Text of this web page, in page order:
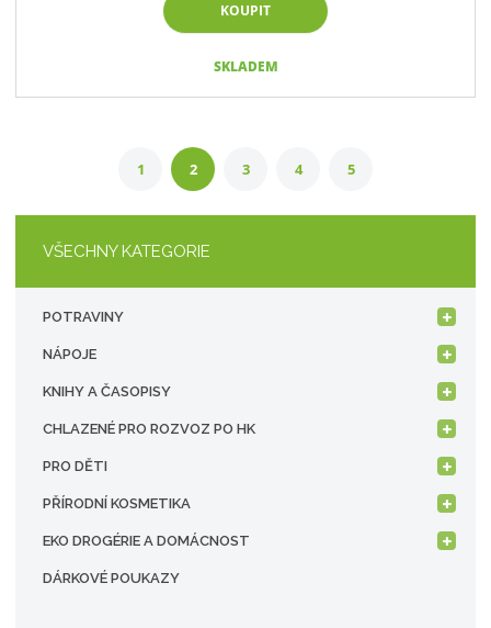
KOUPIT
SKLADEM
1 2 3 4 5
VŠECHNY KATEGORIE
POTRAVINY
NÁPOJE
KNIHY A ČASOPISY
CHLAZENÉ PRO ROZVOZ PO HK
PRO DĚTI
PŘÍRODNÍ KOSMETIKA
EKO DROGÉRIE A DOMÁCNOST
DÁRKOVÉ POUKAZY